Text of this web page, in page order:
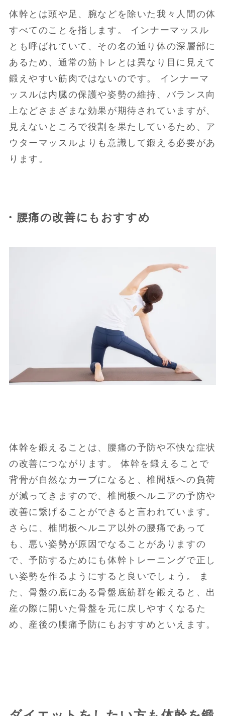
体幹とは頭や足、腕などを除いた我々人間の体
すべてのことを指します。 インナーマッスル
とも呼ばれていて、その名の通り体の深層部に
あるため、通常の筋トレとは異なり目に見えて
鍛えやすい筋肉ではないのです。 インナーマ
ッスルは内臓の保護や姿勢の維持、バランス向
上などさまざまな効果が期待されていますが、
見えないところで役割を果たしているため、ア
ウターマッスルよりも意識して鍛える必要があ
ります。
・腰痛の改善にもおすすめ
体幹を鍛えることは、腰痛の予防や不快な症状
の改善につながります。 体幹を鍛えることで
背骨が自然なカーブになると、椎間板への負荷
が減ってきますので、椎間板ヘルニアの予防や
改善に繋げることができると言われています。
さらに、椎間板ヘルニア以外の腰痛であって
も、悪い姿勢が原因でなることがありますの
で、予防するためにも体幹トレーニングで正し
い姿勢を作るようにすると良いでしょう。 ま
た、骨盤の底にある骨盤底筋群を鍛えると、出
産の際に開いた骨盤を元に戻しやすくなるた
め、産後の腰痛予防にもおすすめといえます。